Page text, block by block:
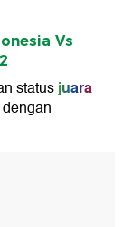
Vs
statusjuara